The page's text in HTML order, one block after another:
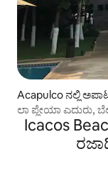
Acapulco
ಲಾ ಪ್ಲೇಯಾ ಎದುರು,
Icacos